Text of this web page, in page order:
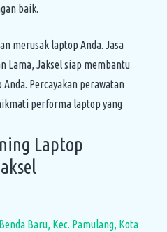
baik.
merusak laptop Anda. Jasa
Lama, Jaksel siap membantu
Percayakan perawatan
performa laptop yang
Laptop
Baru, Kec. Pamulang, Kota